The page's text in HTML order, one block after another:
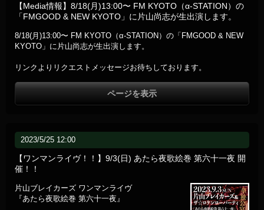
【Media情報】8/18(月)13:00〜 FM KYOTO（α-STATION）の
「FMGOOD & NEW KYOTO」に片山尚志が生出演します。
8/18(月)13:00〜 FM KYOTO（α-STATION）の「FMGOOD & NEW
KYOTO」に片山尚志が生出演します。
リンクよりリクエストメッセージお待ちしております。
ページを表示
2023/5/25 12:00
【ワンマンライヴ！！】9/3(日) あたら夜歌絵巻 第六十一夜 開
催！！
片山ブレイカーズ ワンマンライヴ
『あたら夜歌絵巻 第六十一夜』